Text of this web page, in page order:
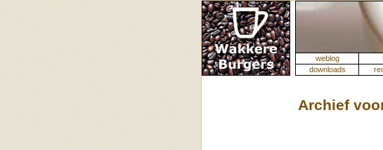
weblog
downloads
Archief